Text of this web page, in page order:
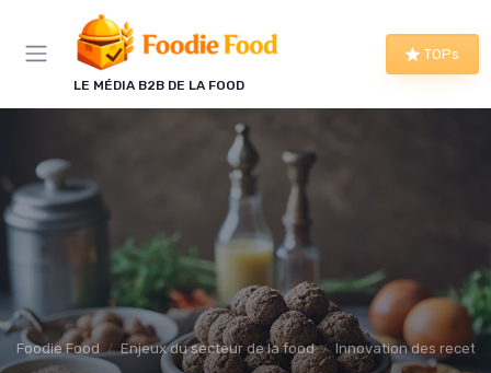
LE MÉDIA B2B DE LA FOOD
TOPs
Foodie Food Enjeux du secteur de la food Innovation des
Panneau de gestion des cookies